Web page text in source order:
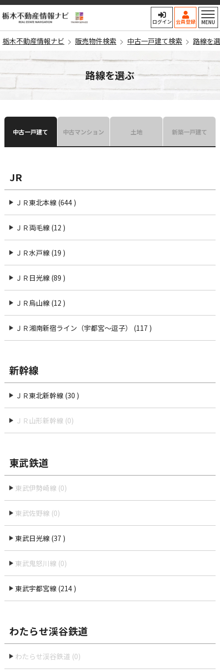
栃木不動産情報ナビ
ログイン 会員登録 MENU
栃木不動産情報ナビ 販売物件検索 中古一戸建て検索 路線を
路線を選ぶ
中古一戸建て 中古マンション 土地 新築一戸建て
JR
ＪＲ東北本線 (644 )
ＪＲ両毛線 (12 )
ＪＲ水戸線 (19 )
ＪＲ日光線 (89 )
ＪＲ烏山線 (12 )
ＪＲ湘南新宿ライン（宇都宮〜逗子） (117 )
新幹線
ＪＲ東北新幹線 (30 )
ＪＲ山形新幹線 (0)
東武鉄道
東武伊勢崎線 (0)
東武佐野線 (0)
東武日光線 (37 )
東武鬼怒川線 (0)
東武宇都宮線 (214 )
わたらせ渓谷鉄道
わたらせ渓谷鉄道 (0)